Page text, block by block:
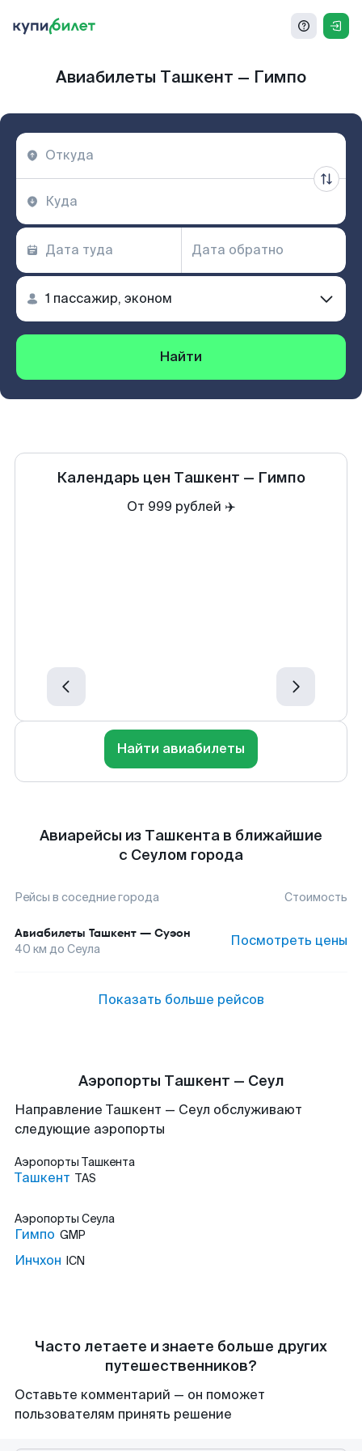
Авиабилеты Ташкент — Гимпо
Найти
Календарь цен Ташкент — Гимпо
От 999 рублей ✈️
Найти авиабилеты
Авиарейсы из Ташкента в ближайшие
с Сеулом города
Рейсы в соседние города Стоимость
Авиабилеты Ташкент — Суэон
40 км до Сеула Посмотреть цены
Показать больше рейсов
Аэропорты Ташкент — Сеул
Направление Ташкент — Сеул обслуживают
следующие аэропорты
Аэропорты Ташкента
Ташкент TAS
Аэропорты Сеула
Гимпо GMP
Инчхон ICN
Часто летаете и знаете больше других
путешественников?
Оставьте комментарий — он поможет
пользователям принять решение